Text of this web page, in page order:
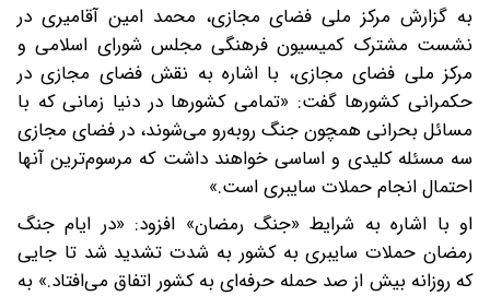
به گزارش مرکز ملی فضای مجازی، محمد امین آقامیری در
نشست مشترک کمیسیون فرهنگی مجلس شورای اسلامی و
مرکز ملی فضای مجازی، با اشاره به نقش فضای مجازی در
حکمرانی کشورها گفت: «تمامی کشورها در دنیا زمانی که با
مسائل بحرانی همچون جنگ روبه‌رو می‌شوند، در فضای مجازی
سه مسئله کلیدی و اساسی خواهند داشت که مرسوم‌ترین آنها
احتمال انجام حملات سایبری است.»
او با اشاره به شرایط «جنگ رمضان» افزود: «در ایام جنگ
رمضان حملات سایبری به کشور به شدت تشدید شد تا جایی
که روزانه بیش از صد حمله حرفه‌ای به کشور اتفاق می‌افتاد.» به